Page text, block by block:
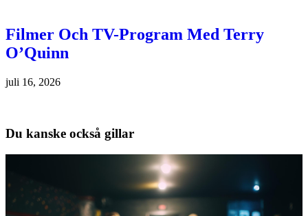
Filmer Och TV-Program Med Terry
O’Quinn
juli 16, 2026
Du kanske också gillar